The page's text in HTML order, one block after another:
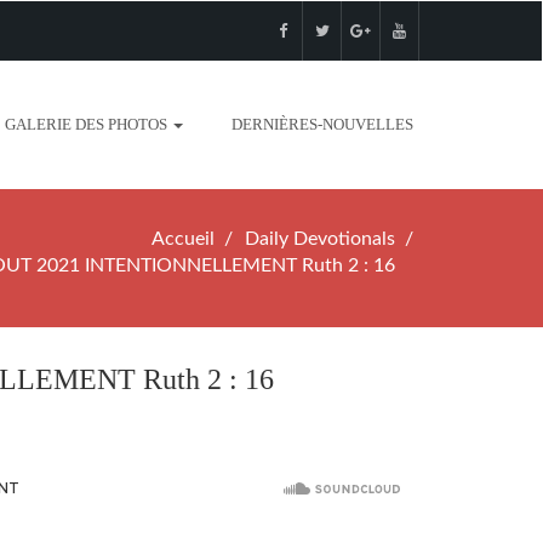
GALERIE DES PHOTOS DERNIÈRES-NOUVELLES
Accueil
Daily Devotionals
2021 INTENTIONNELLEMENT Ruth 2 : 16
Ruth 2 : 16